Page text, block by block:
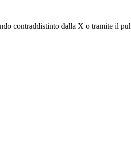
contraddistinto dalla X o tramite il